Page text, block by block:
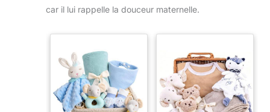
car il lui rappelle la douceur maternelle.